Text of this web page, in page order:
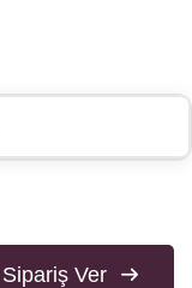
Sipariş Ver